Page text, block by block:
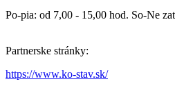
Po-pia: od 7,00 - 15,00 hod. So-Ne
Partnerske stránky:
https://www.ko-stav.sk/